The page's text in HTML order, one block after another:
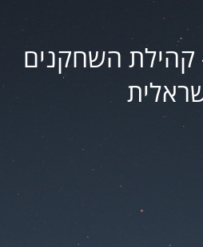
קהילת השחקנים